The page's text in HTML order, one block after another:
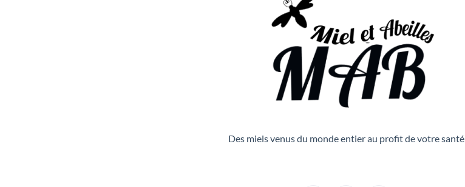
Des miels venus du monde entier au profit de votre santé